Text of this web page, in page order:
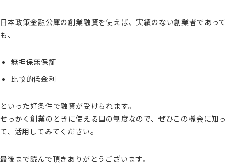
日本政策金融公庫の創業融資を使えば、実績のない創業者であって
も、
無担保無保証
比較的低金利
といった好条件で融資が受けられます。
せっかく創業のときに使える国の制度なので、ぜひこの機会に知っ
て、活用してみてください。
最後まで読んで頂きありがとうございます。